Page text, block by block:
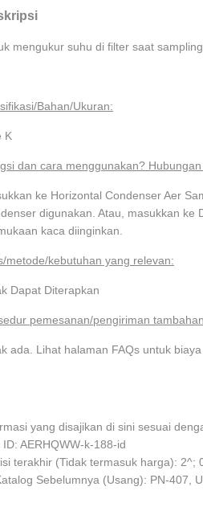
mengukur suhu di filter saat
Bahan/Ukuran:
K
dan cara menggunakan?
ke Horizontal Condenser Aer
digunakan. Atau, masukkan ke
kaca diinginkan.
metode/kebutuhan yang relevan:
Dapat Diterapkan
pemesanan/pengiriman
ada. Lihat halaman FAQs untuk
yang disajikan di sini sesuai
ID: AERHQWW-k-188-id
terakhir (Tidak termasuk harga): 2^;
Sebelumnya (Usang): PN-407,